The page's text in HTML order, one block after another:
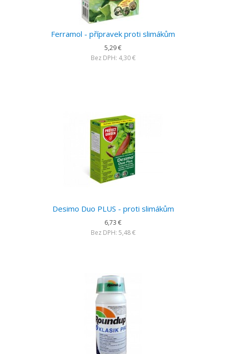
Ferramol - přípravek proti slimákům
5,29 €
Bez DPH: 4,30 €
Desimo Duo PLUS - proti slimákům
6,73 €
Bez DPH: 5,48 €